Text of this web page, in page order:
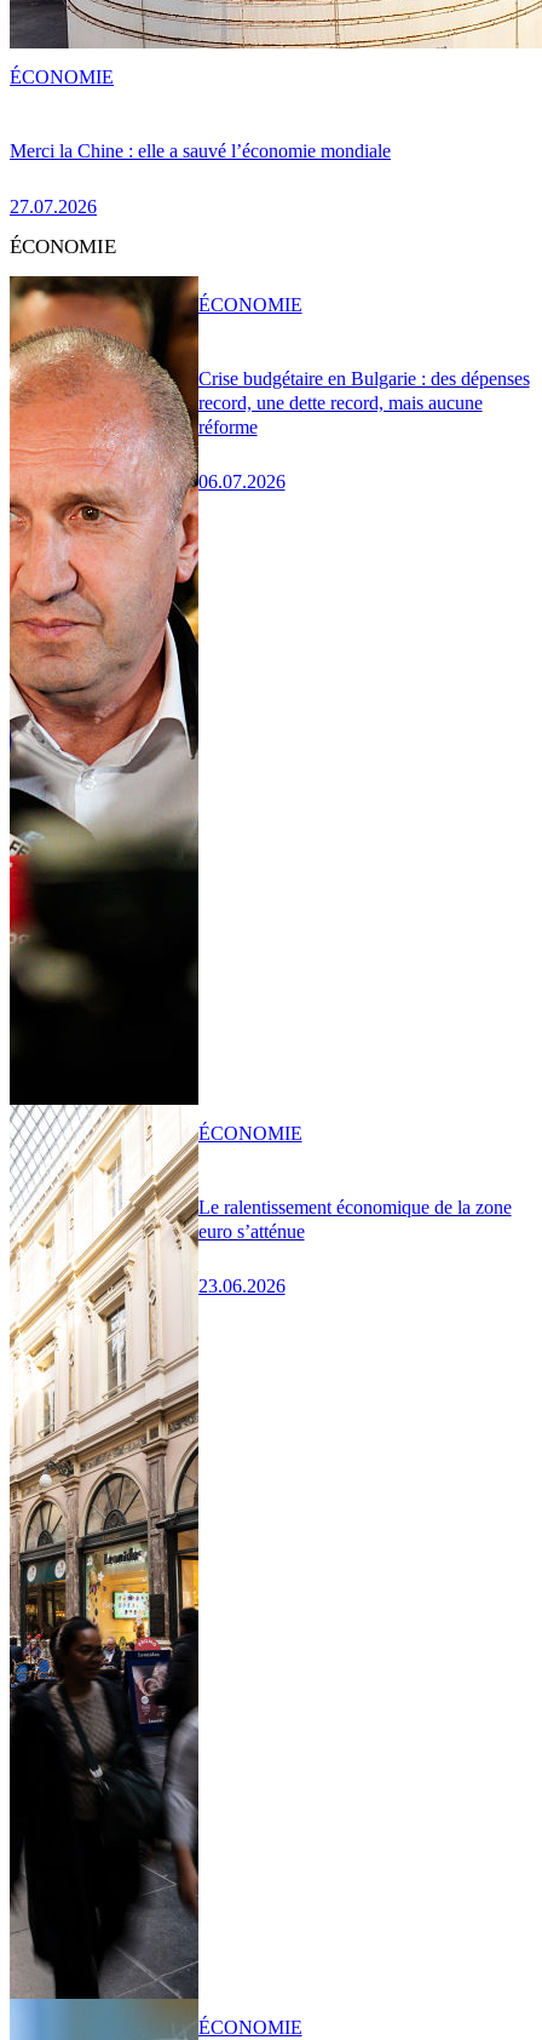
Merci la Chine : elle a sauvé l’économie mondiale
27.07.2026
ÉCONOMIE
ÉCONOMIE
Crise budgétaire en Bulgarie : des dépenses
record, une dette record, mais aucune
réforme
06.07.2026
ÉCONOMIE
Le ralentissement économique de la zone
euro s’atténue
23.06.2026
ÉCONOMIE
ÉCONOMIE